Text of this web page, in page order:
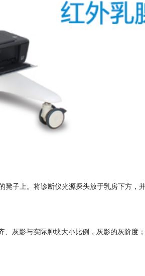
子上。将诊断仪光源探头放于乳房下方，
灰影与实际肿块大小比例，灰影的灰阶度；